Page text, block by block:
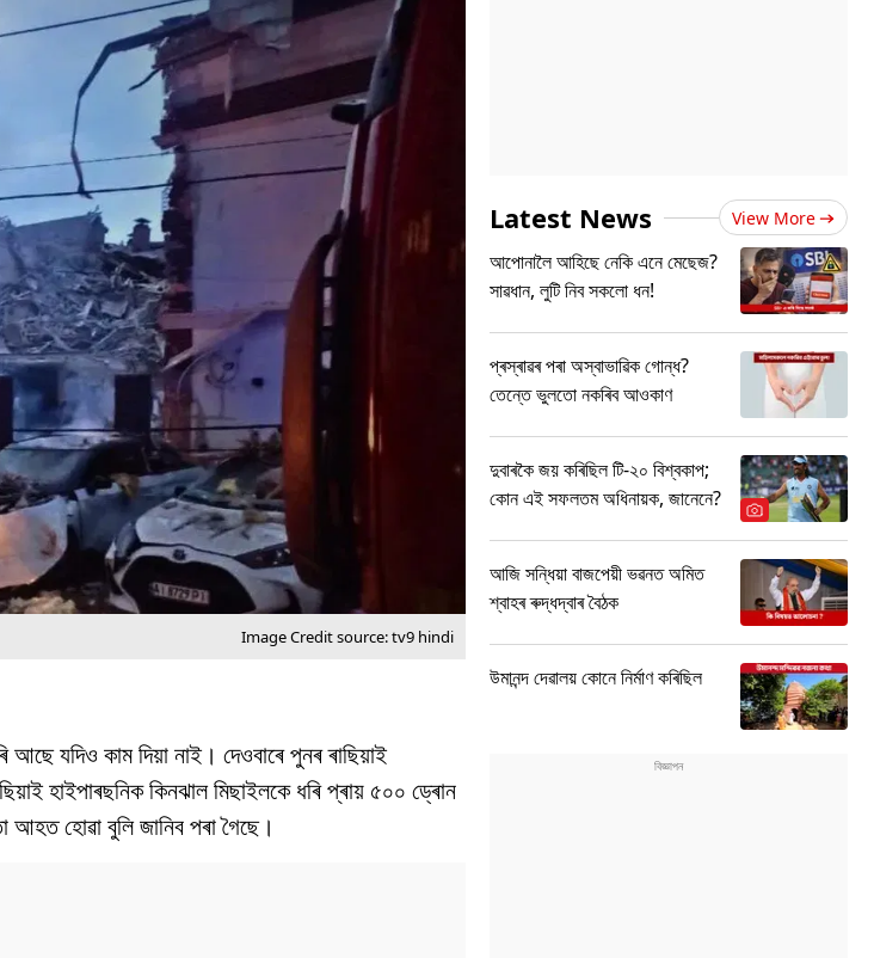
Image Credit source: tv9 hindi
যদিও কাম দিয়া নাই। দেওবাৰে পুনৰ ৰাছিয়াই
হাইপাৰছনিক কিনঝাল মিছাইলকে ধৰি প্ৰায় ৫০০ ড্ৰোন
হোৱা বুলি জানিব পৰা গৈছে।
Latest News View More
আপোনালৈ আহিছে নেকি এনে মেছেজ?
সাৱধান, লুটি নিব সকলো ধন!
প্ৰস্ৰাৱৰ পৰা অস্বাভাৱিক গোন্ধ?
তেন্তে ভুলতো নকৰিব আওকাণ
দুবাৰকৈ জয় কৰিছিল টি-২০ বিশ্বকাপ;
কোন এই সফলতম অধিনায়ক, জানেনে?
আজি সন্ধিয়া বাজপেয়ী ভৱনত অমিত
শ্বাহৰ ৰুদ্ধদ্বাৰ বৈঠক
উমানন্দ দেৱালয় কোনে নিৰ্মাণ কৰিছিল